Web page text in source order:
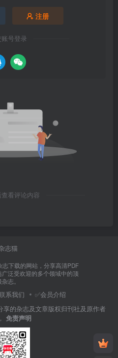
注册
号登录
看评论内容
志猫
下载的网站，分享高清PDF
泛受欢迎的多个领域中的顶
志。
系我们
✅会员介绍
享的杂志及文章版权归刊社及原作者
免责声明